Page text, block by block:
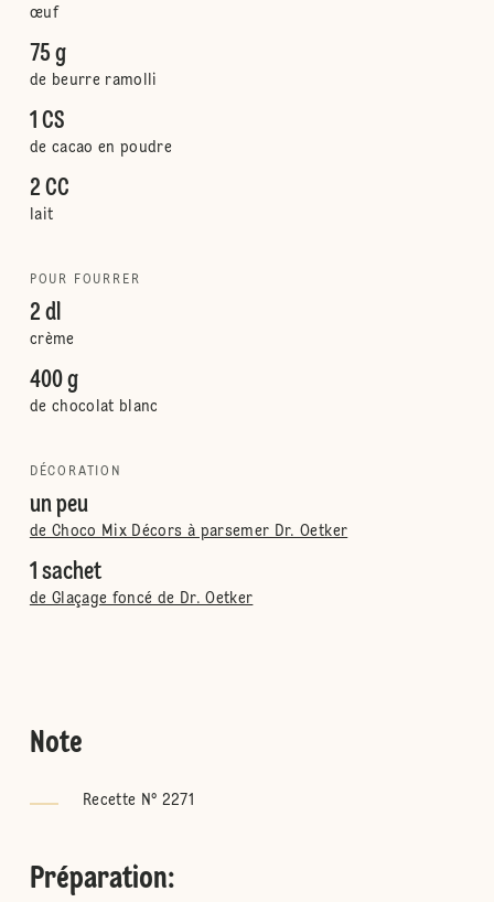
œuf
75 g
de beurre ramolli
1 CS
de cacao en poudre
2 CC
lait
POUR FOURRER
2 dl
crème
400 g
de chocolat blanc
DÉCORATION
un peu
de Choco Mix Décors à parsemer Dr. Oetker
1 sachet
de Glaçage foncé de Dr. Oetker
Note
Recette N° 2271
Préparation: